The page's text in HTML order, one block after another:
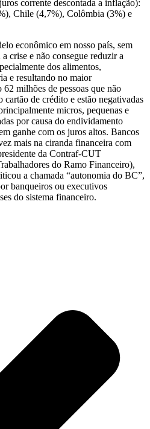
corrente descontada a inflação):
Chile (4,7%), Colômbia (3%) e
econômico em nosso país, sem
crise e não consegue reduzir a
dos alimentos,
e resultando no maior
milhões de pessoas que não
cartão de crédito e estão negativadas
micros, pequenas e
por causa do endividamento
ganhe com os juros altos. Bancos
mais na ciranda financeira com
da Contraf-CUT
do Ramo Financeiro),
a chamada “autonomia do BC”,
banqueiros ou executivos
do sistema financeiro.